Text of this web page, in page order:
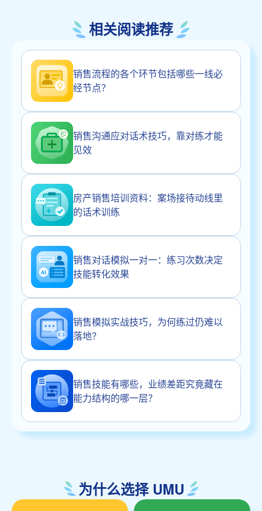
相关阅读推荐
销售流程的各个环节包括哪些一线必
经节点？
销售沟通应对话术技巧，靠对练才能
见效
房产销售培训资料：案场接待动线里
的话术训练
销售对话模拟一对一：练习次数决定
技能转化效果
销售模拟实战技巧，为何练过仍难以
落地？
销售技能有哪些，业绩差距究竟藏在
能力结构的哪一层？
为什么选择 UMU